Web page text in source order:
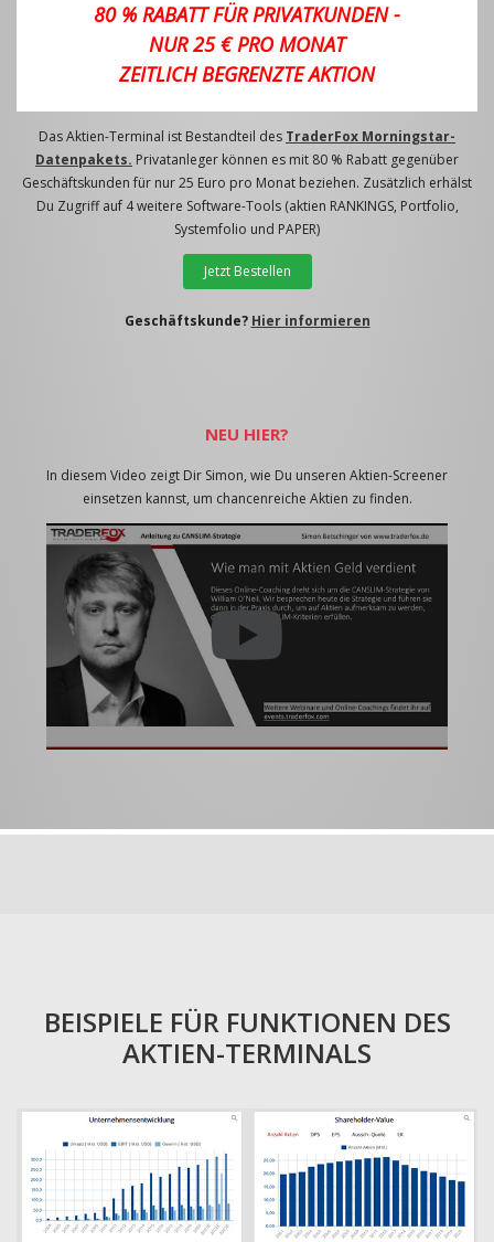
80 % RABATT FÜR PRIVATKUNDEN -
NUR 25 € PRO MONAT
ZEITLICH BEGRENZTE AKTION
Das Aktien-Terminal ist Bestandteil des TraderFox Morningstar-
Datenpakets. Privatanleger können es mit 80 % Rabatt gegenüber
Geschäftskunden für nur 25 Euro pro Monat beziehen. Zusätzlich erhälst
Du Zugriff auf 4 weitere Software-Tools (aktien RANKINGS, Portfolio,
Systemfolio und PAPER)
Jetzt Bestellen
Geschäftskunde? Hier informieren
NEU HIER?
In diesem Video zeigt Dir Simon, wie Du unseren Aktien-Screener
einsetzen kannst, um chancenreiche Aktien zu finden.
BEISPIELE FÜR FUNKTIONEN DES
AKTIEN-TERMINALS